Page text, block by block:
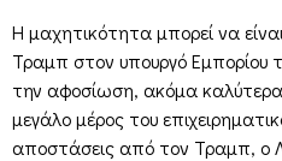
Η μαχητικότητα μπορεί να
Τραμπ στον υπουργό Εμπορίου
την αφοσίωση, ακόμα
μεγάλο μέρος του
αποστάσεις από τον Τραμπ, ο